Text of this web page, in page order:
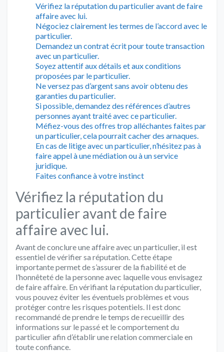
Vérifiez la réputation du particulier avant de faire
affaire avec lui.
Négociez clairement les termes de l’accord avec le
particulier.
Demandez un contrat écrit pour toute transaction
avec un particulier.
Soyez attentif aux détails et aux conditions
proposées par le particulier.
Ne versez pas d’argent sans avoir obtenu des
garanties du particulier.
Si possible, demandez des références d’autres
personnes ayant traité avec ce particulier.
Méfiez-vous des offres trop alléchantes faites par
un particulier, cela pourrait cacher des arnaques.
En cas de litige avec un particulier, n’hésitez pas à
faire appel à une médiation ou à un service
juridique.
Faites confiance à votre instinct
Vérifiez la réputation du
particulier avant de faire
affaire avec lui.
Avant de conclure une affaire avec un particulier, il est
essentiel de vérifier sa réputation. Cette étape
importante permet de s’assurer de la fiabilité et de
l’honnêteté de la personne avec laquelle vous envisagez
de faire affaire. En vérifiant la réputation du particulier,
vous pouvez éviter les éventuels problèmes et vous
protéger contre les risques potentiels. Il est donc
recommandé de prendre le temps de recueillir des
informations sur le passé et le comportement du
particulier afin d’établir une relation commerciale en
toute confiance.